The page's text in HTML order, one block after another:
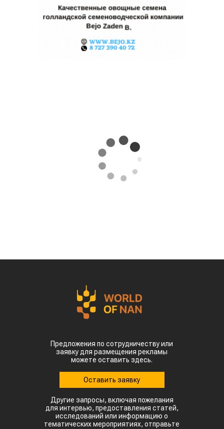
Предложения по сотрудничеству или
заявку для размещения рекламы
можете оставить здесь.
Оставить заявку
Другие запросы, включая пожелания
для интервью, предоставления статей,
исследований или информацию о
тематических мероприятиях, отправьте